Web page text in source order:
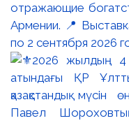
отражающие
Армении. 📍
по 2 сентября 2026